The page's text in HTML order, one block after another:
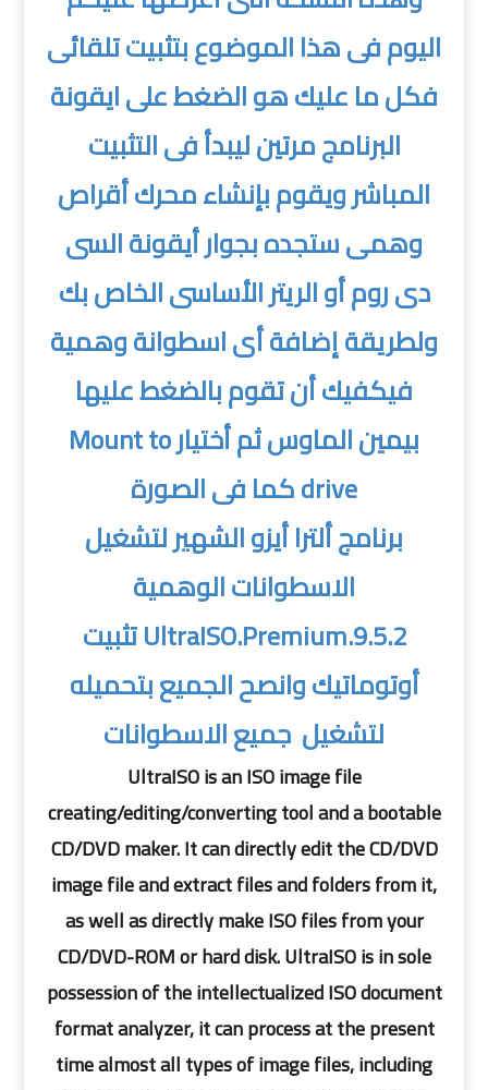
اليوم فى هذا الموضوع بتثبيت تلقائى
فكل ما عليك هو الضغط على ايقونة
البرنامج مرتين ليبدأ فى التثبيت
المباشر ويقوم بإنشاء محرك أقراص
وهمى ستجده بجوار أيقونة السى
دى روم أو الريتر الأساسى الخاص بك
ولطريقة إضافة أى اسطوانة وهمية
فيكفيك أن تقوم بالضغط عليها
بيمين الماوس ثم أختيار Mount to
drive كما فى الصورة
برنامج ألترا أيزو الشهير لتشغيل
الاسطوانات الوهمية
UltraISO.Premium.9.5.2 تثبيت
أوتوماتيك وانصح الجميع بتحميله
لتشغيل جميع الاسطوانات
UltraISO is an ISO image file
creating/editing/converting tool and a bootable
CD/DVD maker. It can directly edit the CD/DVD
image file and extract files and folders from it,
as well as directly make ISO files from your
CD/DVD-ROM or hard disk. UltraISO is in sole
possession of the intellectualized ISO document
format analyzer, it can process at the present
time almost all types of image files, including